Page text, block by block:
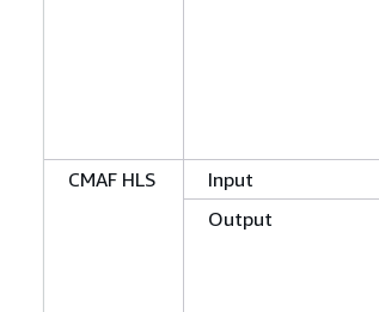
CMAF HLS
Input
Output